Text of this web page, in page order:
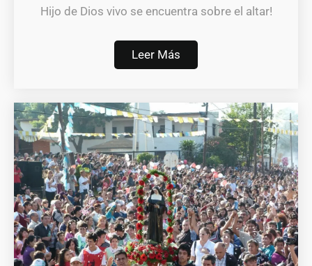
Hijo de Dios vivo se encuentra sobre el altar!
Leer Más